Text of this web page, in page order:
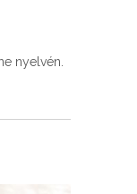
nyelvén.